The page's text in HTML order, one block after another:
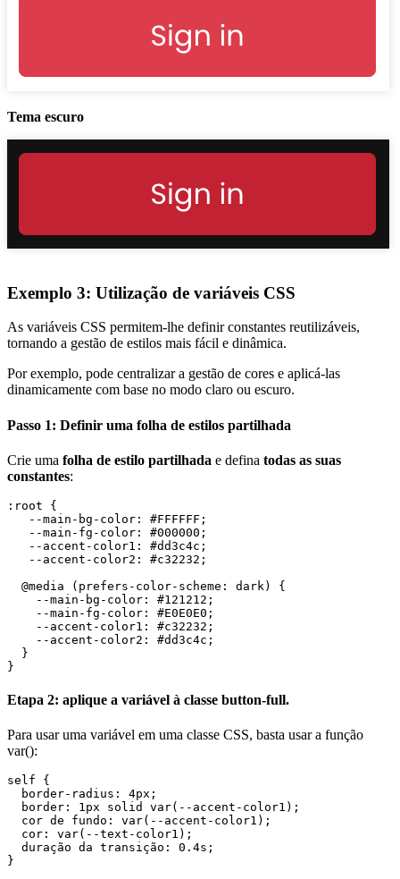
Tema escuro
Exemplo 3: Utilização de variáveis CSS
As variáveis CSS permitem-lhe definir constantes reutilizáveis,
tornando a gestão de estilos mais fácil e dinâmica.
Por exemplo, pode centralizar a gestão de cores e aplicá-las
dinamicamente com base no modo claro ou escuro.
Passo 1: Definir uma folha de estilos partilhada
Crie uma folha de estilo partilhada e defina todas as suas
constantes:
:root {
   --main-bg-color: #FFFFFF;
   --main-fg-color: #000000;
   --accent-color1: #dd3c4c;
   --accent-color2: #c32232;
  @media (prefers-color-scheme: dark) {
    --main-bg-color: #121212;
    --main-fg-color: #E0E0E0;
    --accent-color1: #c32232;
    --accent-color2: #dd3c4c;
  }
Etapa 2: aplique a variável à classe button-full.
Para usar uma variável em uma classe CSS, basta usar a função
var():
self {
  border-radius: 4px;
  border: 1px solid var(--accent-color1);
  cor de fundo: var(--accent-color1);
  cor: var(--text-color1);
  duração da transição: 0.4s;
}